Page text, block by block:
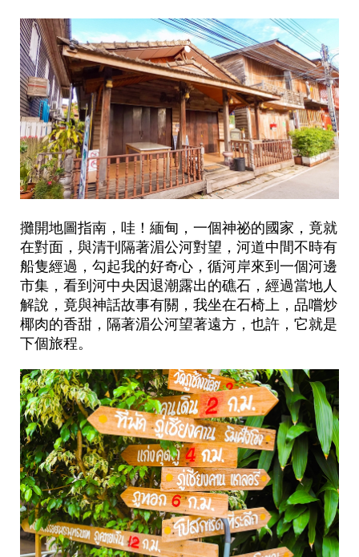
攤開地圖指南，哇！緬甸，一個神祕的國家，竟就
在對面，與清刊隔著湄公河對望，河道中間不時有
船隻經過，勾起我的好奇心，循河岸來到一個河邊
市集，看到河中央因退潮露出的礁石，經過當地人
解說，竟與神話故事有關，我坐在石椅上，品嚐炒
椰肉的香甜，隔著湄公河望著遠方，也許，它就是
下個旅程。